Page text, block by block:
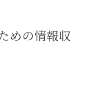
めの情報収